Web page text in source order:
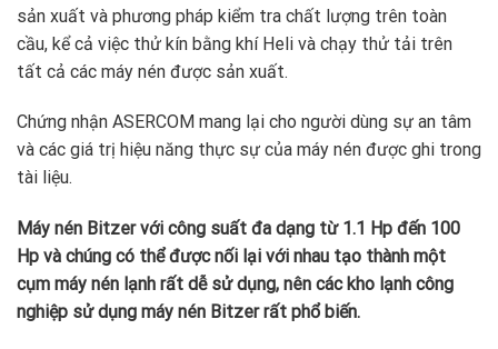
sản xuất và phương pháp kiểm tra chất lượng trên toàn
cầu, kể cả việc thử kín bằng khí Heli và chạy thử tải trên
tất cả các máy nén được sản xuất.
Chứng nhận ASERCOM mang lại cho người dùng sự an tâm
và các giá trị hiệu năng thực sự của máy nén được ghi trong
tài liệu.
Máy nén Bitzer với công suất đa dạng từ 1.1 Hp đến 100
Hp và chúng có thể được nối lại với nhau tạo thành một
cụm máy nén lạnh rất dễ sử dụng, nên các kho lạnh công
nghiệp sử dụng máy nén Bitzer rất phổ biến.